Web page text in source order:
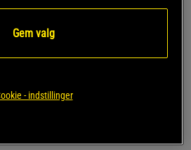
gør det til det naturlige
oz
Gem valg
- indstillinger